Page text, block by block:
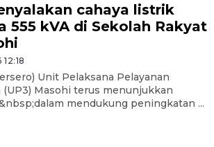
cahaya listrik
555 kVA di Sekolah Rakyat
Unit Pelaksana Pelayanan
(UP3) Masohi terus menunjukkan
mendukung peningkatan ...